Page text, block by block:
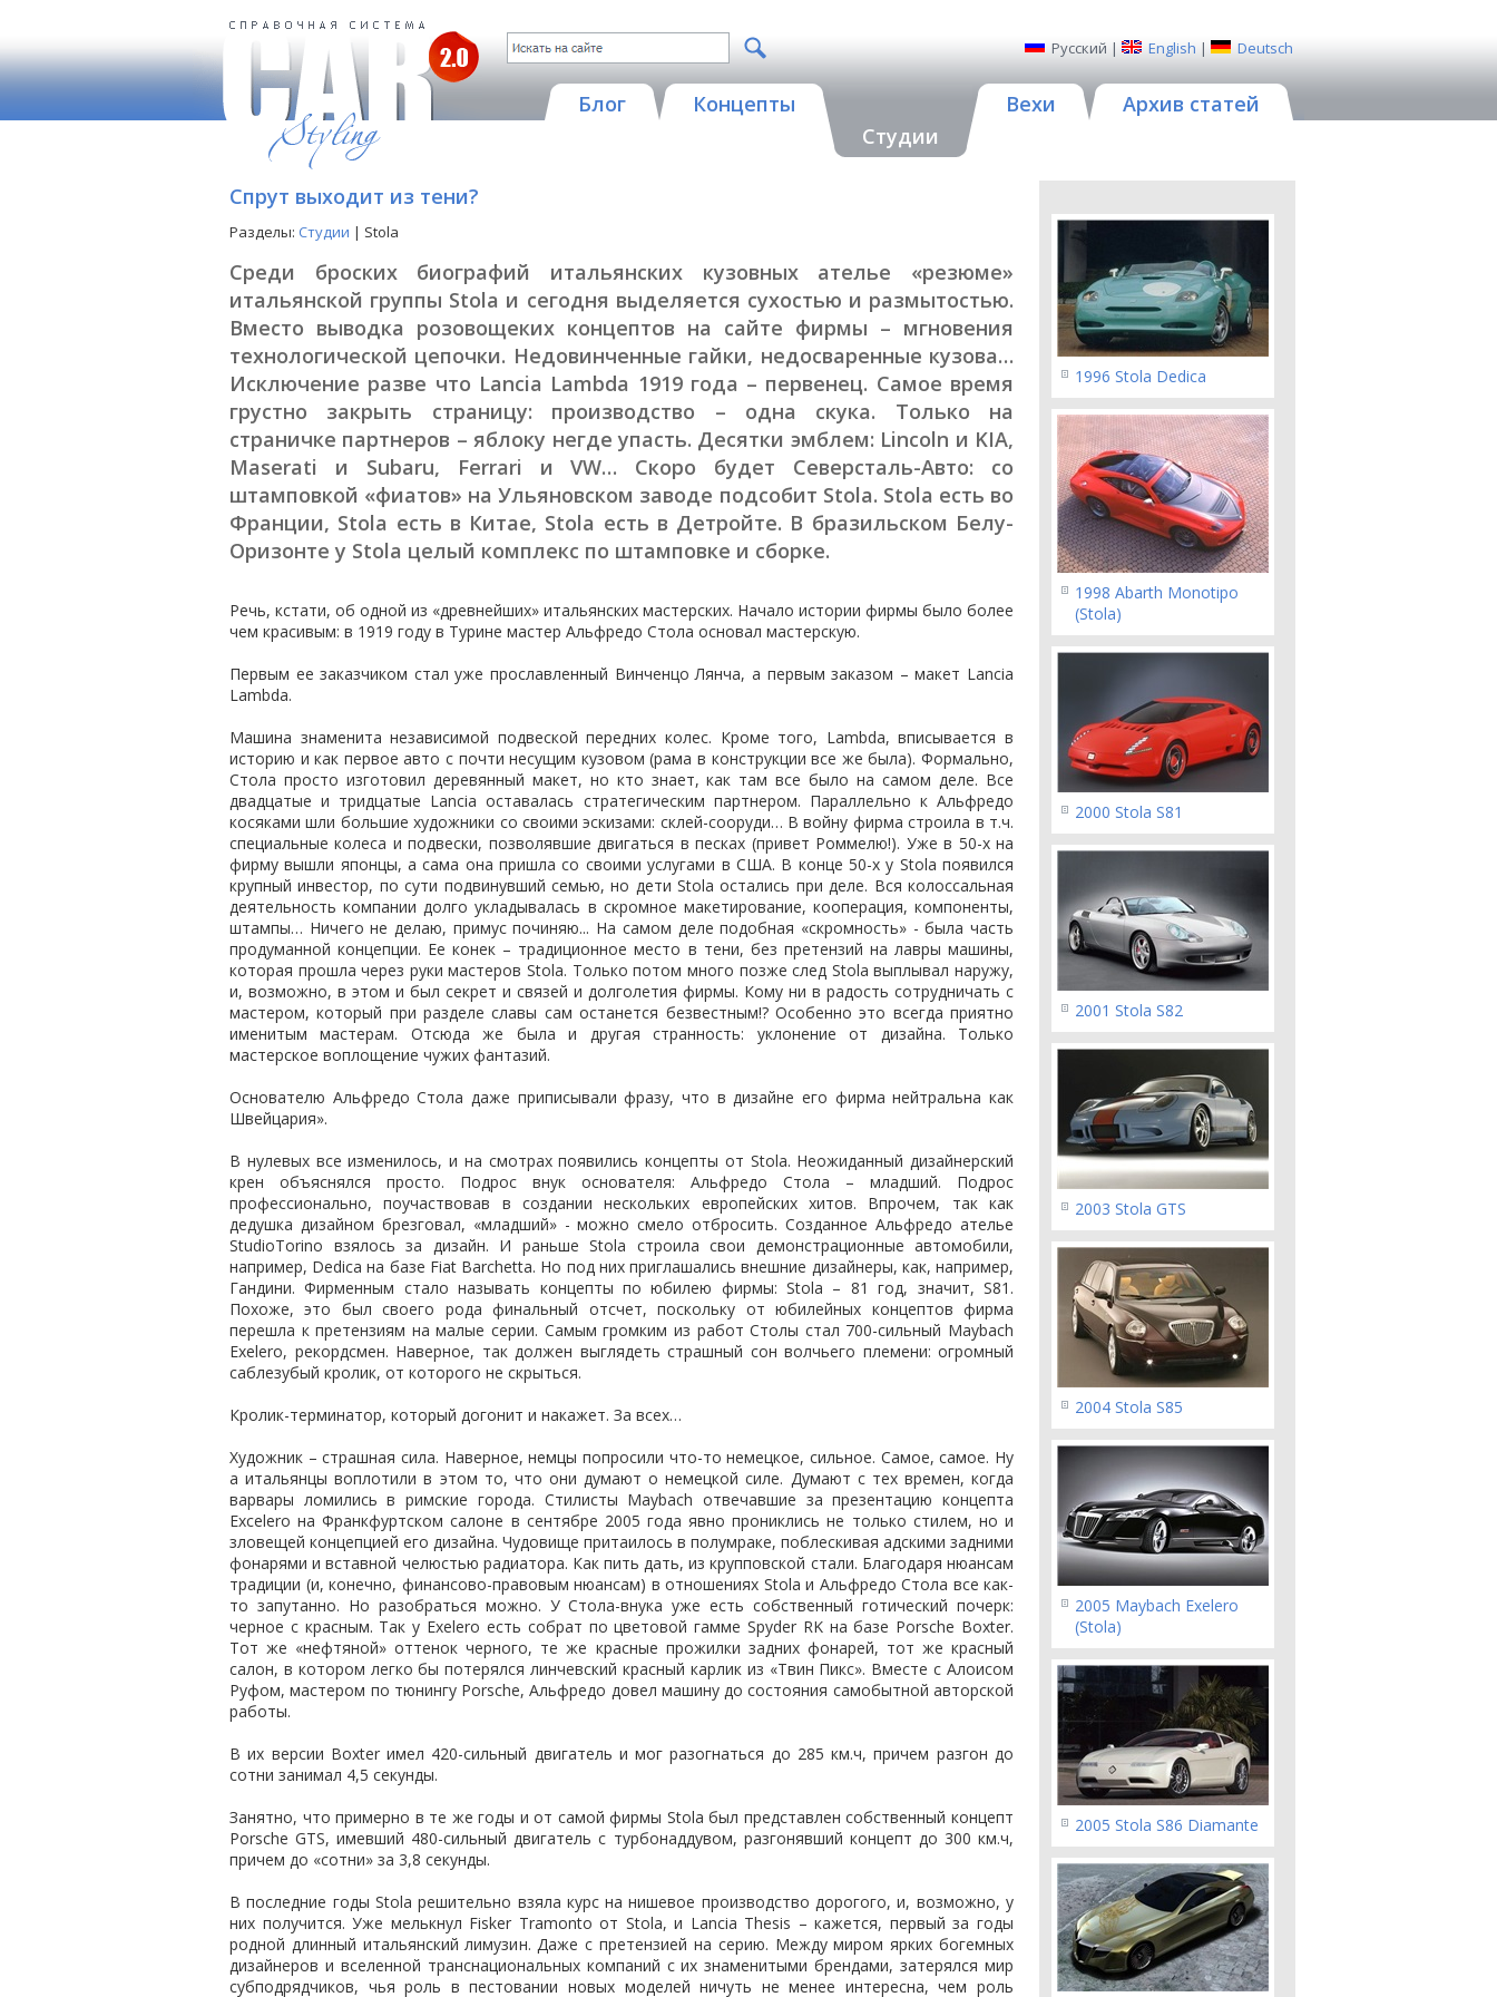
Русский | English | Deutsch
Блог
Концепты
Студии
Вехи Архив статей
Спрут выходит из тени?
Разделы: Студии | Stola
Среди броских биографий итальянских кузовных ателье «резюме»
итальянской группы Stola и сегодня выделяется сухостью и размытостью.
Вместо выводка розовощеких концептов на сайте фирмы – мгновения
технологической цепочки. Недовинченные гайки, недосваренные кузова…
Исключение разве что Lancia Lambda 1919 года – первенец. Самое время
грустно закрыть страницу: производство – одна скука. Только на
страничке партнеров – яблоку негде упасть. Десятки эмблем: Lincoln и KIA,
Maserati и Subaru, Ferrari и VW… Скоро будет Северсталь-Авто: со
штамповкой «фиатов» на Ульяновском заводе подсобит Stola. Stola есть во
Франции, Stola есть в Китае, Stola есть в Детройте. В бразильском Белу-
Оризонте у Stola целый комплекс по штамповке и сборке.
Речь, кстати, об одной из «древнейших» итальянских мастерских. Начало истории фирмы было более
чем красивым: в 1919 году в Турине мастер Альфредо Стола основал мастерскую.
Первым ее заказчиком стал уже прославленный Винченцо Лянча, а первым заказом – макет Lancia
Lambda.
Машина знаменита независимой подвеской передних колес. Кроме того, Lambda, вписывается в
историю и как первое авто с почти несущим кузовом (рама в конструкции все же была). Формально,
Стола просто изготовил деревянный макет, но кто знает, как там все было на самом деле. Все
двадцатые и тридцатые Lancia оставалась стратегическим партнером. Параллельно к Альфредо
косяками шли большие художники со своими эскизами: склей-сооруди… В войну фирма строила в т.ч.
специальные колеса и подвески, позволявшие двигаться в песках (привет Роммелю!). Уже в 50-х на
фирму вышли японцы, а сама она пришла со своими услугами в США. В конце 50-х у Stola появился
крупный инвестор, по сути подвинувший семью, но дети Stola остались при деле. Вся колоссальная
деятельность компании долго укладывалась в скромное макетирование, кооперация, компоненты,
штампы… Ничего не делаю, примус починяю... На самом деле подобная «скромность» - была часть
продуманной концепции. Ее конек – традиционное место в тени, без претензий на лавры машины,
которая прошла через руки мастеров Stola. Только потом много позже след Stola выплывал наружу,
и, возможно, в этом и был секрет и связей и долголетия фирмы. Кому ни в радость сотрудничать с
мастером, который при разделе славы сам останется безвестным!? Особенно это всегда приятно
именитым мастерам. Отсюда же была и другая странность: уклонение от дизайна. Только
мастерское воплощение чужих фантазий.
Основателю Альфредо Стола даже приписывали фразу, что в дизайне его фирма нейтральна как
Швейцария».
В нулевых все изменилось, и на смотрах появились концепты от Stola. Неожиданный дизайнерский
крен объяснялся просто. Подрос внук основателя: Альфредо Стола – младший. Подрос
профессионально, поучаствовав в создании нескольких европейских хитов. Впрочем, так как
дедушка дизайном брезговал, «младший» - можно смело отбросить. Созданное Альфредо ателье
StudioTorino взялось за дизайн. И раньше Stola строила свои демонстрационные автомобили,
например, Dedica на базе Fiat Barchetta. Но под них приглашались внешние дизайнеры, как, например,
Гандини. Фирменным стало называть концепты по юбилею фирмы: Stola – 81 год, значит, S81.
Похоже, это был своего рода финальный отсчет, поскольку от юбилейных концептов фирма
перешла к претензиям на малые серии. Самым громким из работ Столы стал 700-сильный Maybach
Exelero, рекордсмен. Наверное, так должен выглядеть страшный сон волчьего племени: огромный
саблезубый кролик, от которого не скрыться.
Кролик-терминатор, который догонит и накажет. За всех…
Художник – страшная сила. Наверное, немцы попросили что-то немецкое, сильное. Самое, самое. Ну
а итальянцы воплотили в этом то, что они думают о немецкой силе. Думают с тех времен, когда
варвары ломились в римские города. Стилисты Maybach отвечавшие за презентацию концепта
Excelero на Франкфуртском салоне в сентябре 2005 года явно прониклись не только стилем, но и
зловещей концепцией его дизайна. Чудовище притаилось в полумраке, поблескивая адскими задними
фонарями и вставной челюстью радиатора. Как пить дать, из крупповской стали. Благодаря нюансам
традиции (и, конечно, финансово-правовым нюансам) в отношениях Stola и Альфредо Стола все как-
то запутанно. Но разобраться можно. У Стола-внука уже есть собственный готический почерк:
черное с красным. Так у Exelero есть собрат по цветовой гамме Spyder RK на базе Porsche Boxter.
Тот же «нефтяной» оттенок черного, те же красные прожилки задних фонарей, тот же красный
салон, в котором легко бы потерялся линчевский красный карлик из «Твин Пикс». Вместе с Алоисом
Руфом, мастером по тюнингу Porsche, Альфредо довел машину до состояния самобытной авторской
работы.
В их версии Boxter имел 420-сильный двигатель и мог разогнаться до 285 км.ч, причем разгон до
сотни занимал 4,5 секунды.
Занятно, что примерно в те же годы и от самой фирмы Stola был представлен собственный концепт
Porsche GTS, имевший 480-сильный двигатель с турбонаддувом, разгонявший концепт до 300 км.ч,
причем до «сотни» за 3,8 секунды.
В последние годы Stola решительно взяла курс на нишевое производство дорогого, и, возможно, у
них получится. Уже мелькнул Fisker Tramonto от Stola, и Lancia Thesis – кажется, первый за годы
родной длинный итальянский лимузин. Даже с претензией на серию. Между миром ярких богемных
дизайнеров и вселенной транснациональных компаний с их знаменитыми брендами, затерялся мир
субподрядчиков, чья роль в пестовании новых моделей ничуть не менее интересна, чем роль
1996 Stola Dedica
1998 Abarth Monotipo
(Stola)
2000 Stola S81
2001 Stola S82
2003 Stola GTS
2004 Stola S85
2005 Maybach Exelero
(Stola)
2005 Stola S86 Diamante